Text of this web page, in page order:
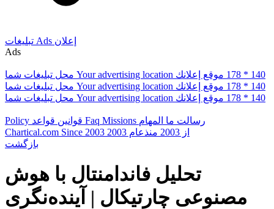
تبلیغات Ads إعلان
Ads
محل تبلیغات شما Your advertising location موقع إعلانك 178 * 140
محل تبلیغات شما Your advertising location موقع إعلانك 178 * 140
محل تبلیغات شما Your advertising location موقع إعلانك 178 * 140
Policy قوانین قواعد Faq Missions رسالت ما المهام
Chartical.com Since 2003 از 2003
منذعام 2003
بازگشت
تحلیل فاندامنتال با هوش
مصنوعی چارتیکال | آینده‌نگری